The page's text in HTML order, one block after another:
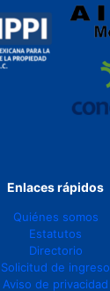
Enlaces rápidos
Quiénes somos
Estatutos
Directorio
Solicitud de ingreso
Aviso de privacidad